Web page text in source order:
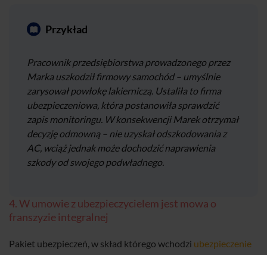
Przykład
Pracownik przedsiębiorstwa prowadzonego przez
Marka uszkodził firmowy samochód – umyślnie
zarysował powłokę lakierniczą. Ustaliła to firma
ubezpieczeniowa, która postanowiła sprawdzić
zapis monitoringu. W konsekwencji Marek otrzymał
decyzję odmowną – nie uzyskał odszkodowania z
AC, wciąż jednak może dochodzić naprawienia
szkody od swojego podwładnego.
4. W umowie z ubezpieczycielem jest mowa o
franszyzie integralnej
Pakiet ubezpieczeń, w skład którego wchodzi ubezpieczenie